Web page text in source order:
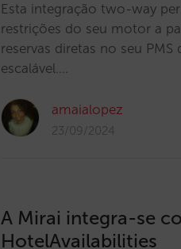
Esta integração two-way
restrições do seu motor a
reservas diretas no seu
escalável.…
amaialopez
23/09/2024
A Mirai integra-se
HotelAvailabilities